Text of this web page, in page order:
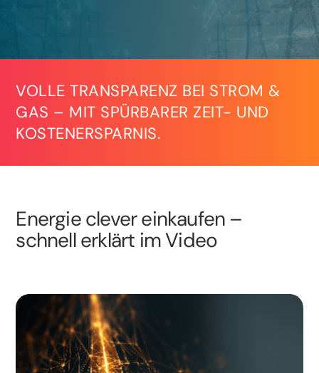
VOLLE TRANSPARENZ BEI STROM &
GAS – MIT SPÜRBARER ZEIT- UND
KOSTENERSPARNIS.
Energie clever einkaufen –
schnell erklärt im Video